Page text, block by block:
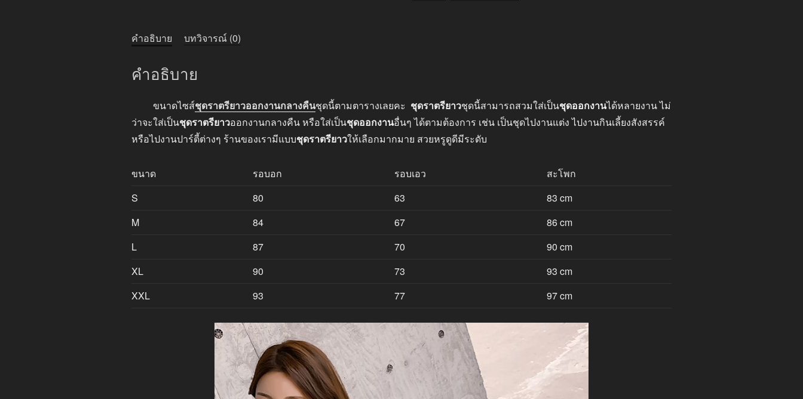
คำอธิบาย บทวิจารณ์ (0)
คำอธิบาย
ขนาดไซส์ชุดราตรียาวออกงานกลางคืนชุดนี้ตามตารางเลยคะ ชุดราตรียาวชุดนี้สามารถสวมใส่เป็นชุดออกงานได้หลายงาน ไม่
ว่าจะใส่เป็นชุดราตรียาวออกงานกลางคืน หรือใส่เป็นชุดออกงานอื่นๆ ได้ตามต้องการ เช่น เป็นชุดไปงานแต่ง ไปงานกินเลี้ยงสังสรรค์
หรือไปงานปาร์ตี้ต่างๆ ร้านของเรามีแบบชุดราตรียาวให้เลือกมากมาย สวยหรูดูดีมีระดับ
ขนาด รอบอก รอบเอว
สะโพก
S
80 63
83 cm
M
84 67
86 cm
L
87 70
90 cm
XL
90 73
93 cm
XXL
93 77 97 cm